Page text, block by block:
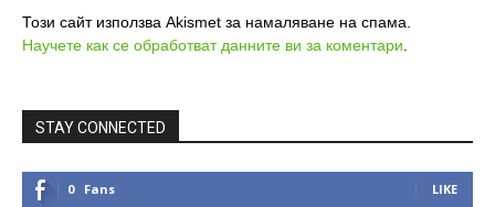
Този сайт използва Akismet за намаляване на спама.
Научете как се обработват данните ви за коментари
STAY CONNECTED
0 Fans LIKE